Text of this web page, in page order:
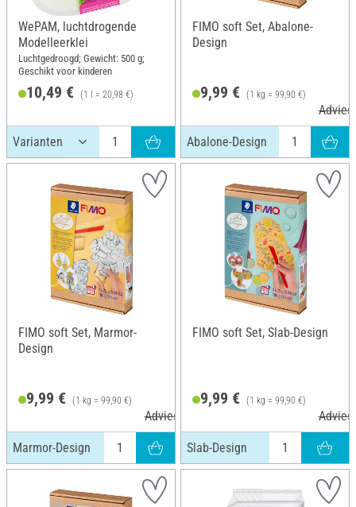
WePAM, luchtdrogende
Modelleerklei
Luchtgedroogd; Gewicht: 500 g;
Geschikt voor kinderen
10,49 € (1 l = 20,98 €)
FIMO soft Set, Abalone-
Design
9,99 € (1 kg = 99,90 €)
Abalone-Design
FIMO soft Set, Marmor-
Design
9,99 € (1 kg = 99,90 €)
Adviesprijs 12,45 €
Marmor-Design
FIMO soft Set, Slab-Design
9,99 € (1 kg = 99,90 €)
Slab-Design